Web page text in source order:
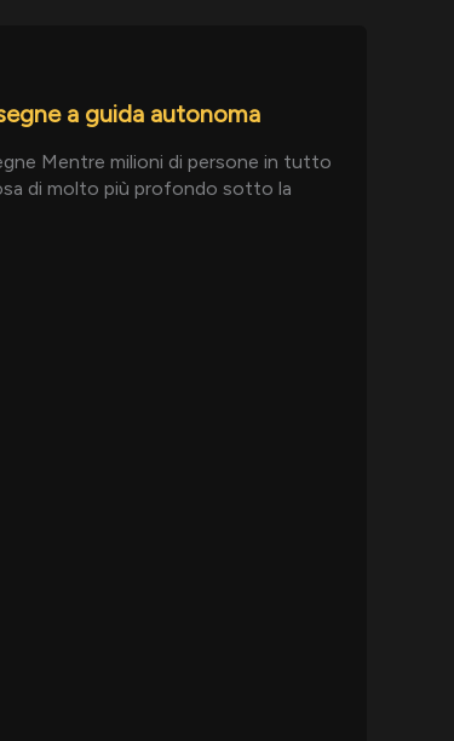
a guida autonoma
Mentre milioni di persone in tutto
di molto più profondo sotto la